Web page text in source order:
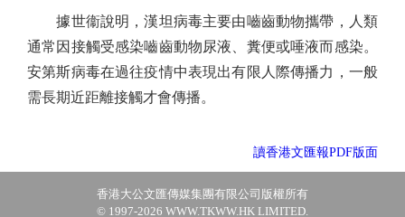
據世衞說明，漢坦病毒主要由嚙齒動物攜帶，人類
通常因接觸受感染嚙齒動物尿液、糞便或唾液而感染。
安第斯病毒在過往疫情中表現出有限人際傳播力，一般
需長期近距離接觸才會傳播。
讀香港文匯報PDF版面
香港大公文匯傳媒集團有限公司版權所有
© 1997-2026 WWW.TKWW.HK LIMITED.